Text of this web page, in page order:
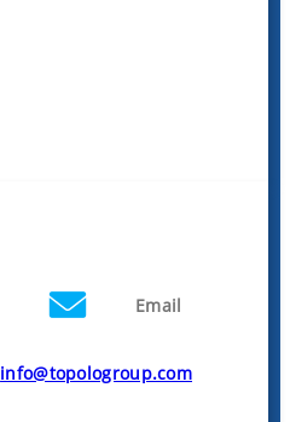
Email
info@topologroup.com